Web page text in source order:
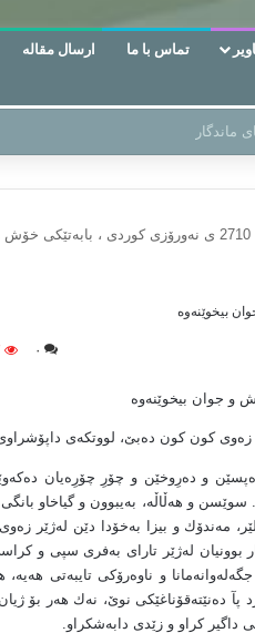
تماس با ما ارسال مقاله
۰
كون كون ده‌بێ، لووتكه‌ى
و ده‌رِوخێن و چۆرِ چۆرِه‌یان
سوێسن و هه‌ڵاڵه‌، به‌یبوون و گیاخاو
مه‌ندۆك و بیزا به‌خۆدا دێن له‌ژێر
بوونیان له‌ژێر تاراى به‌فرى سپى و
و ناوه‌رۆكى تایبه‌تى
پآ ده‌نێته‌قۆناغێكى نوێ، نه‌ك هه‌ر بۆ
داگیر كراو و زێدى دابه‌شكراو.